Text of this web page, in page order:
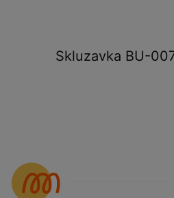
Skluzavka BU-